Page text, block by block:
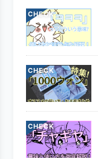
CHECK
CHECK
CHECK